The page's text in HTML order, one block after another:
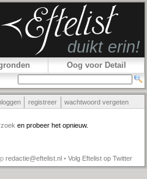
Oog voor Detail
registreer wachtwoord vergeten
en probeer het opnieuw.
redactie@eftelist.nl • Volg Eftelist op Twitter